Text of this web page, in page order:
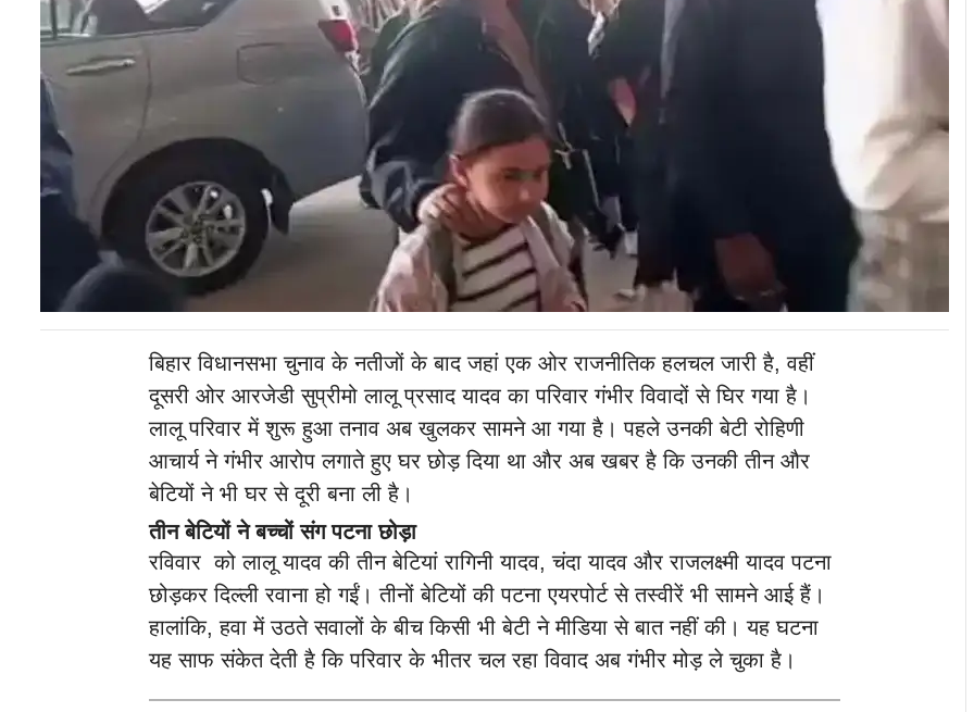
बिहार विधानसभा चुनाव के नतीजों के बाद जहां एक ओर राजनीतिक हलचल जारी है, वहीं
दूसरी ओर आरजेडी सुप्रीमो लालू प्रसाद यादव का परिवार गंभीर विवादों से घिर गया है।
लालू परिवार में शुरू हुआ तनाव अब खुलकर सामने आ गया है। पहले उनकी बेटी रोहिणी
आचार्य ने गंभीर आरोप लगाते हुए घर छोड़ दिया था और अब खबर है कि उनकी तीन और
बेटियों ने भी घर से दूरी बना ली है।
तीन बेटियों ने बच्चों संग पटना छोड़ा
रविवार को लालू यादव की तीन बेटियां रागिनी यादव, चंदा यादव और राजलक्ष्मी यादव पटना
छोड़कर दिल्ली रवाना हो गईं। तीनों बेटियों की पटना एयरपोर्ट से तस्वीरें भी सामने आई हैं।
हालांकि, हवा में उठते सवालों के बीच किसी भी बेटी ने मीडिया से बात नहीं की। यह घटना
यह साफ संकेत देती है कि परिवार के भीतर चल रहा विवाद अब गंभीर मोड़ ले चुका है।